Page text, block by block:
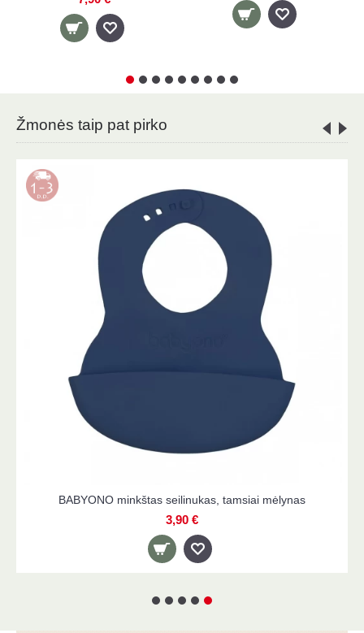
Žmonės taip pat pirko
BABYONO minkštas seilinukas, tamsiai mėlynas
3,90 €